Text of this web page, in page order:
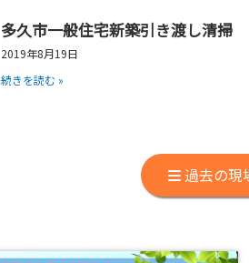
多久市一般住宅新築引き渡し清掃
2019年8月19日
続きを読む »
過去の現